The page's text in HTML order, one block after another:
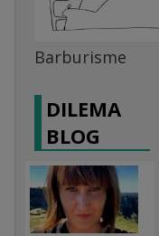
Barburisme
DILEMA
BLOG